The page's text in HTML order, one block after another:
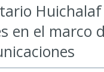
en el marco